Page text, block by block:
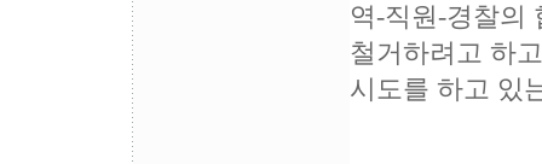
역-직원-경찰의
철거하려고 하
시도를 하고 있